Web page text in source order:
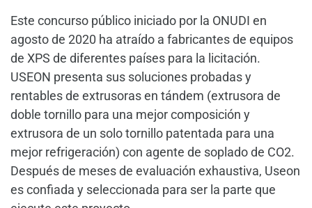
Este concurso público iniciado por la ONUDI en
agosto de 2020 ha atraído a fabricantes de equipos
de XPS de diferentes países para la licitación.
USEON presenta sus soluciones probadas y
rentables de extrusoras en tándem (extrusora de
doble tornillo para una mejor composición y
extrusora de un solo tornillo patentada para una
mejor refrigeración) con agente de soplado de CO2.
Después de meses de evaluación exhaustiva, Useon
es confiada y seleccionada para ser la parte que